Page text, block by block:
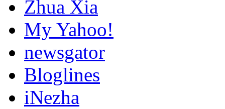
Zhua Xia
My Yahoo!
newsgator
Bloglines
iNezha